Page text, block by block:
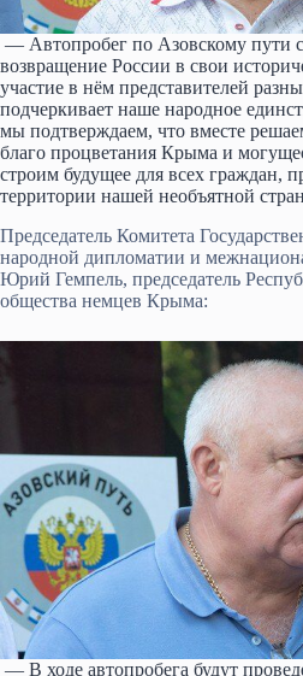
— Автопробег по Азовскому пути
возвращение России в свои
участие в нём представителей
подчеркивает наше народное
мы подтверждаем, что вместе
благо процветания Крыма и
строим будущее для всех граждан,
территории нашей необъятной
Председатель Комитета
народной дипломатии и
Юрий Гемпель, председатель
общества немцев Крыма:
— В ходе автопробега будут